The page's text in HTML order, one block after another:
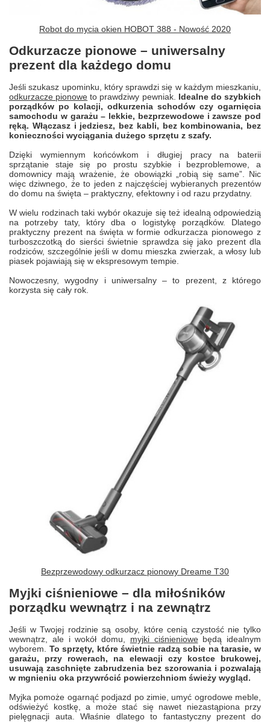
Robot do mycia okien HOBOT 388 - Nowość 2020
Odkurzacze pionowe – uniwersalny
prezent dla każdego domu
Jeśli szukasz upominku, który sprawdzi się w każdym mieszkaniu,
odkurzacze pionowe to prawdziwy pewniak. Idealne do szybkich
porządków po kolacji, odkurzenia schodów czy ogarnięcia
samochodu w garażu – lekkie, bezprzewodowe i zawsze pod
ręką. Włączasz i jedziesz, bez kabli, bez kombinowania, bez
konieczności wyciągania dużego sprzętu z szafy.
Dzięki wymiennym końcówkom i długiej pracy na baterii
sprzątanie staje się po prostu szybkie i bezproblemowe, a
domownicy mają wrażenie, że obowiązki „robią się same”. Nic
więc dziwnego, że to jeden z najczęściej wybieranych prezentów
do domu na święta – praktyczny, efektowny i od razu przydatny.
W wielu rodzinach taki wybór okazuje się też idealną odpowiedzią
na potrzeby taty, który dba o logistykę porządków. Dlatego
praktyczny prezent na święta w formie odkurzacza pionowego z
turboszczotką do sierści świetnie sprawdza się jako prezent dla
rodziców, szczególnie jeśli w domu mieszka zwierzak, a włosy lub
piasek pojawiają się w ekspresowym tempie.
Nowoczesny, wygodny i uniwersalny – to prezent, z którego
korzysta się cały rok.
Bezprzewodowy odkurzacz pionowy Dreame T30
Myjki ciśnieniowe – dla miłośników
porządku wewnątrz i na zewnątrz
Jeśli w Twojej rodzinie są osoby, które cenią czystość nie tylko
wewnątrz, ale i wokół domu, myjki ciśnieniowebędą idealnym
wyborem. To sprzęty, które świetnie radzą sobie na tarasie, w
garażu, przy rowerach, na elewacji czy kostce brukowej,
usuwają zaschnięte zabrudzenia bez szorowania i pozwalają
w mgnieniu oka przywrócić powierzchniom świeży wygląd.
Myjka pomoże ogarnąć podjazd po zimie, umyć ogrodowe meble,
odświeżyć kostkę, a może stać się nawet niezastąpiona przy
pielęgnacji auta. Właśnie dlatego to fantastyczny prezent do